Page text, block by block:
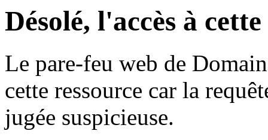
Désolé, l'accès à
Le pare-feu web de
cette ressource car la
jugée suspicieuse.